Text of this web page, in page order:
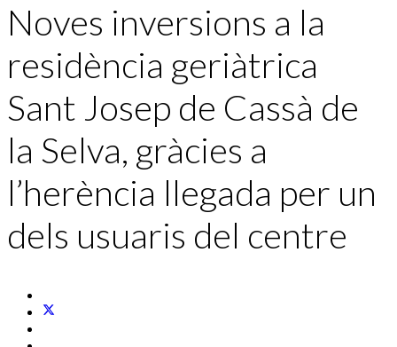
Noves inversions a la
residència geriàtrica
Sant Josep de Cassà de
la Selva, gràcies a
l’herència llegada per un
dels usuaris del centre